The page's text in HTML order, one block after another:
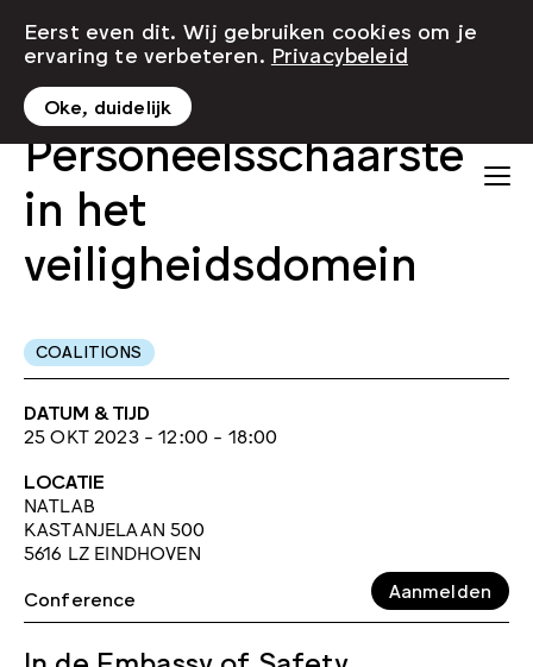
Personeelsschaarste
in het
veiligheidsdomein
COALITIONS
DATUM & TIJD
25 OKT 2023 - 12:00 - 18:00
LOCATIE
NATLAB
KASTANJELAAN 500
5616 LZ EINDHOVEN
Conference
Aanmelden
In de Embassy of Safety
Eerst even dit. Wij gebruiken cookies om je
ervaring te verbeteren. Privacybeleid
Oke, duidelijk